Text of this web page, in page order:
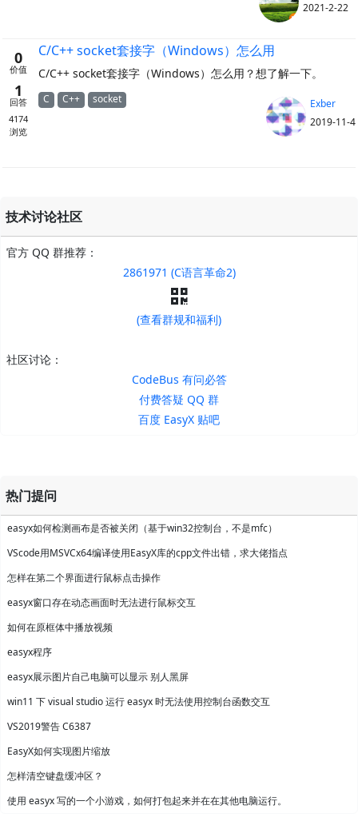
2021-2-22
0
价值
1
回答
4174
浏览
C/C++ socket套接字（Windows）怎么用
C/C++ socket套接字（Windows）怎么用？想了解一下。
C C++ socket
Exber
2019-11-4
技术讨论社区
官方 QQ 群推荐：
2861971 (C语言革命2)
(查看群规和福利)
社区讨论：
CodeBus 有问必答
付费答疑 QQ 群
百度 EasyX 贴吧
热门提问
easyx如何检测画布是否被关闭（基于win32控制台，不是mfc）
VScode用MSVCx64编译使用EasyX库的cpp文件出错，求大佬指点
怎样在第二个界面进行鼠标点击操作
easyx窗口存在动态画面时无法进行鼠标交互
如何在原框体中播放视频
easyx程序
easyx展示图片自己电脑可以显示 别人黑屏
win11 下 visual studio 运行 easyx 时无法使用控制台函数交互
VS2019警告 C6387
EasyX如何实现图片缩放
怎样清空键盘缓冲区？
使用 easyx 写的一个小游戏，如何打包起来并在在其他电脑运行。